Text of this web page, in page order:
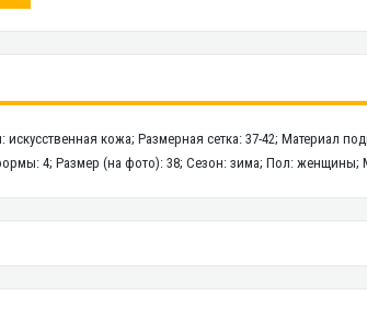
кожа; Размерная сетка: 37-42; Материал
4; Размер (на фото): 38; Сезон: зима; Пол: женщины;